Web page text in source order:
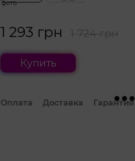
1 293 грн 1 724 грн
Купить
Оплата Доставка Гарантия